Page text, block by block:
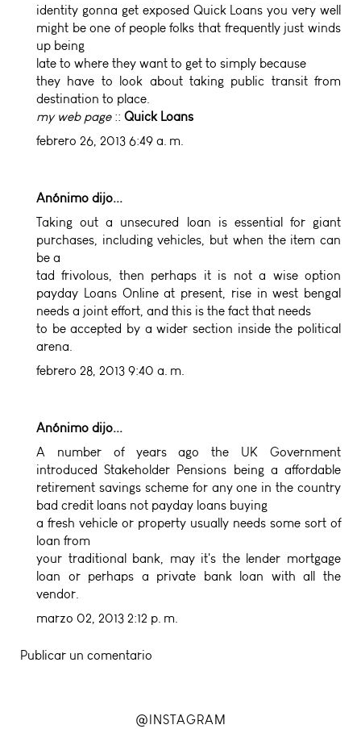
identity gonna get exposed Quick Loans you very well
might be one of people folks that frequently just winds
up being
late to where they want to get to simply because
they have to look about taking public transit from
destination to place.
my web page:: Quick Loans
febrero 26, 2013 6:49 a. m.
Anónimo dijo...
Taking out a unsecured loan is essential for giant
purchases, including vehicles, but when the item can
be a
tad frivolous, then perhaps it is not a wise option
payday Loans Onlineat present, rise in west bengal
needs a joint effort, and this is the fact that needs
to be accepted by a wider section inside the political
arena.
febrero 28, 2013 9:40 a. m.
Anónimo dijo...
A number of years ago the UK Government
introduced Stakeholder Pensions being a affordable
retirement savings scheme for any one in the country
bad credit loans not payday loans buying
a fresh vehicle or property usually needs some sort of
loan from
your traditional bank, may it's the lender mortgage
loan or perhaps a private bank loan with all the
vendor.
marzo 02, 2013 2:12 p. m.
Publicar un comentario
@INSTAGRAM